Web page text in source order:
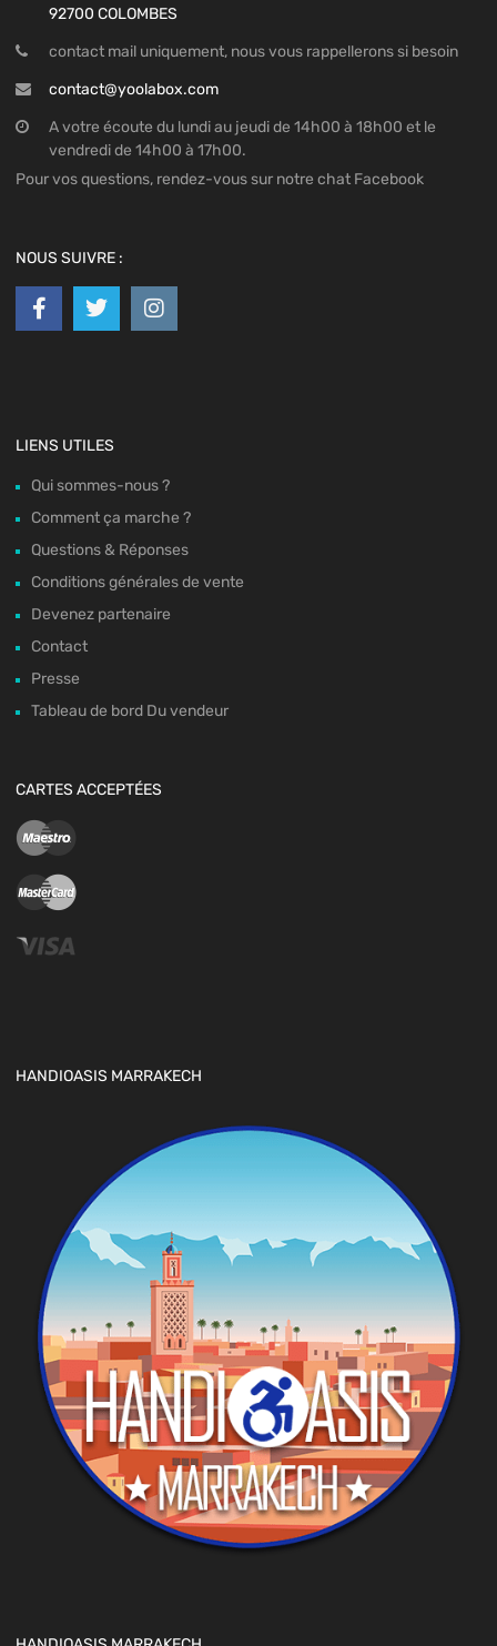
92700 COLOMBES
contact mail uniquement, nous vous rappellerons si besoin
contact@yoolabox.com
A votre écoute du lundi au jeudi de 14h00 à 18h00 et le
vendredi de 14h00 à 17h00.
Pour vos questions, rendez-vous sur notre chat Facebook
NOUS SUIVRE :
LIENS UTILES
Qui sommes-nous ?
Comment ça marche ?
Questions & Réponses
Conditions générales de vente
Devenez partenaire
Contact
Presse
Tableau de bord Du vendeur
CARTES ACCEPTÉES
HANDIOASIS MARRAKECH